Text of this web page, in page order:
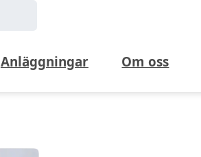
Anläggningar Om oss